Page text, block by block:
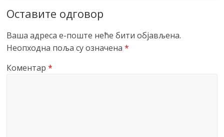
Оставите одговор
Ваша адреса е-поште неће бити објављена.
Неопходна поља су означена*
Коментар*